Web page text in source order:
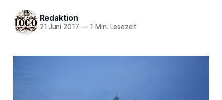
Redaktion
21 Juni 2017 —1 Min. Lesezeit